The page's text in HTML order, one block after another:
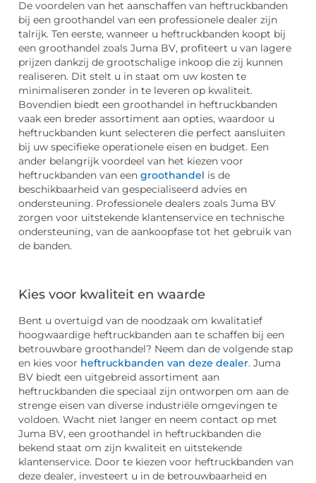
De voordelen van het aanschaffen van heftruckbanden
bij een groothandel van een professionele dealer zijn
talrijk. Ten eerste, wanneer u heftruckbanden koopt bij
een groothandel zoals Juma BV, profiteert u van lagere
prijzen dankzij de grootschalige inkoop die zij kunnen
realiseren. Dit stelt u in staat om uw kosten te
minimaliseren zonder in te leveren op kwaliteit.
Bovendien biedt een groothandel in heftruckbanden
vaak een breder assortiment aan opties, waardoor u
heftruckbanden kunt selecteren die perfect aansluiten
bij uw specifieke operationele eisen en budget. Een
ander belangrijk voordeel van het kiezen voor
heftruckbanden van een groothandel is de
beschikbaarheid van gespecialiseerd advies en
ondersteuning. Professionele dealers zoals Juma BV
zorgen voor uitstekende klantenservice en technische
ondersteuning, van de aankoopfase tot het gebruik van
de banden.
Kies voor kwaliteit en waarde
Bent u overtuigd van de noodzaak om kwalitatief
hoogwaardige heftruckbanden aan te schaffen bij een
betrouwbare groothandel? Neem dan de volgende stap
en kies voor heftruckbanden van deze dealer. Juma
BV biedt een uitgebreid assortiment aan
heftruckbanden die speciaal zijn ontworpen om aan de
strenge eisen van diverse industriële omgevingen te
voldoen. Wacht niet langer en neem contact op met
Juma BV, een groothandel in heftruckbanden die
bekend staat om zijn kwaliteit en uitstekende
klantenservice. Door te kiezen voor heftruckbanden van
deze dealer, investeert u in de betrouwbaarheid en